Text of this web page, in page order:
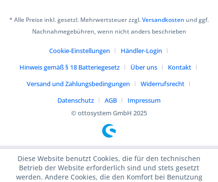
* Alle Preise inkl. gesetzl. Mehrwertsteuer zzgl.Versandkosten und ggf.
Nachnahmegebühren, wenn nicht anders beschrieben
Cookie-Einstellungen
Händler-Login
Hinweis gemäß § 18 Batteriegesetz
Über uns
Kontakt
Versand und Zahlungsbedingungen
Widerrufsrecht
Datenschutz
AGB
Impressum
© ottosystem GmbH 2025
Diese Website benutzt Cookies, die für den technischen
Betrieb der Website erforderlich sind und stets gesetzt
werden. Andere Cookies, die den Komfort bei Benutzung